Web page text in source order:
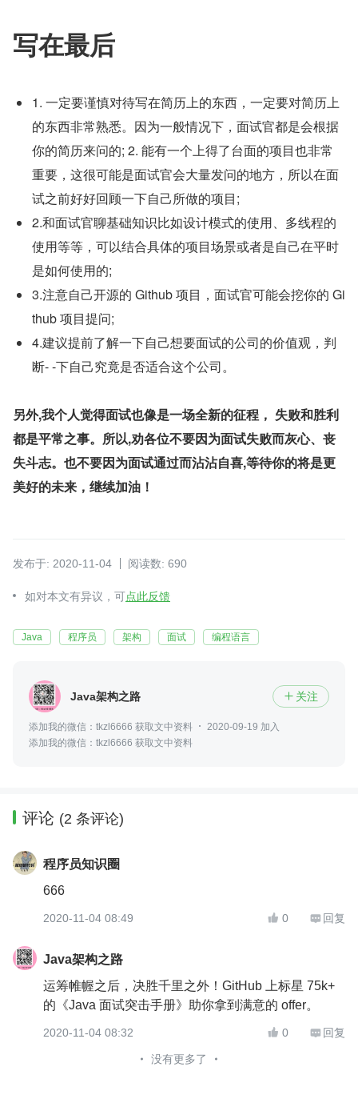
写在最后
1. 一定要谨慎对待写在简历上的东西，一定要对简历上
的东西非常熟悉。因为一般情况下，面试官都是会根据
你的简历来问的; 2. 能有一个上得了台面的项目也非常
重要，这很可能是面试官会大量发问的地方，所以在面
试之前好好回顾一下自己所做的项目;
2.和面试官聊基础知识比如设计模式的使用、多线程的
使用等等，可以结合具体的项目场景或者是自己在平时
是如何使用的;
3.注意自己开源的 Github 项目，面试官可能会挖你的 Gi
thub 项目提问;
4.建议提前了解一下自己想要面试的公司的价值观，判
断- -下自己究竟是否适合这个公司。
另外,我个人觉得面试也像是一场全新的征程， 失败和胜利
都是平常之事。所以,劝各位不要因为面试失败而灰心、丧
失斗志。也不要因为面试通过而沾沾自喜,等待你的将是更
美好的未来，继续加油！
发布于: 2020-11-04 阅读数: 690
如对本文有异议，可点此反馈
Java 程序员 架构 面试 编程语言
Java架构之路  关注
添加我的微信：tkzl6666 获取文中资料
2020-09-19 加入
添加我的微信：tkzl6666 获取文中资料
评论 (2 条评论)
程序员知识圈
666
2020-11-04 08:49  0  回复
Java架构之路
运筹帷幄之后，决胜千里之外！GitHub 上标星 75k+
的《Java 面试突击手册》助你拿到满意的 offer。
2020-11-04 08:32  0  回复
没有更多了